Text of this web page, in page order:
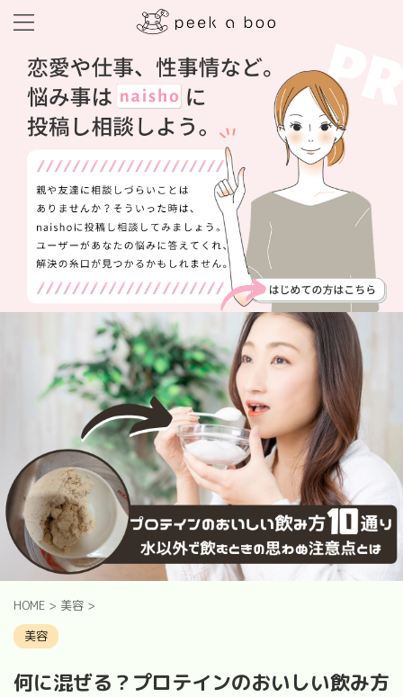
HOME > 美容 >
美容
何に混ぜる？プロテインのおいしい飲み方